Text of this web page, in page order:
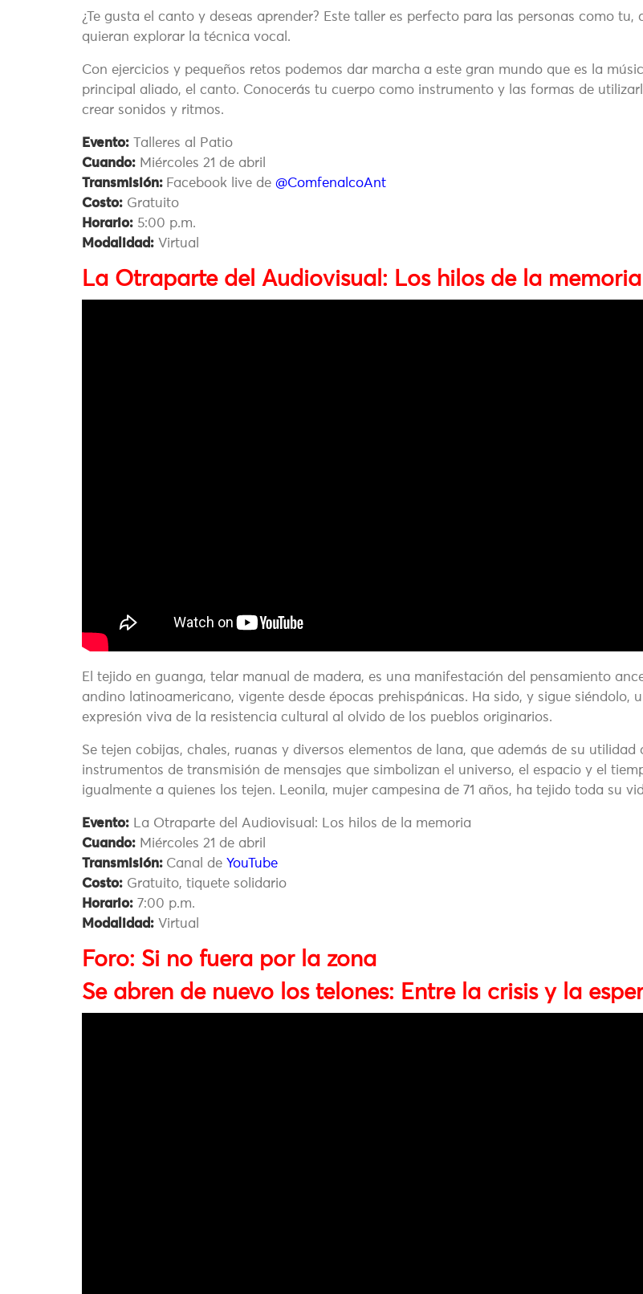
¿Te gusta el canto y deseas aprender? Este taller es perfecto para las personas como tu,
quieran explorar la técnica vocal.
Con ejercicios y pequeños retos podemos dar marcha a este gran mundo que es la
principal aliado, el canto. Conocerás tu cuerpo como instrumento y las formas de
crear sonidos y ritmos.
Evento: Talleres al Patio
Cuando: Miércoles 21 de abril
Transmisión: Facebook live de @ComfenalcoAnt
Costo: Gratuito
Horario: 5:00 p.m.
Modalidad: Virtual
La Otraparte del Audiovisual: Los hilos de la memoria
El tejido en guanga, telar manual de madera, es una manifestación del pensamiento
andino latinoamericano, vigente desde épocas prehispánicas. Ha sido, y sigue siéndolo,
expresión viva de la resistencia cultural al olvido de los pueblos originarios.
Se tejen cobijas, chales, ruanas y diversos elementos de lana, que además de su utilidad
instrumentos de transmisión de mensajes que simbolizan el universo, el espacio y el
igualmente a quienes los tejen. Leonila, mujer campesina de 71 años, ha tejido toda su
Evento: La Otraparte del Audiovisual: Los hilos de la memoria
Cuando: Miércoles 21 de abril
Transmisión: Canal de YouTube
Costo: Gratuito, tiquete solidario
Horario: 7:00 p.m.
Modalidad: Virtual
Foro: Si no fuera por la zona
Se abren de nuevo los telones: Entre la crisis y la